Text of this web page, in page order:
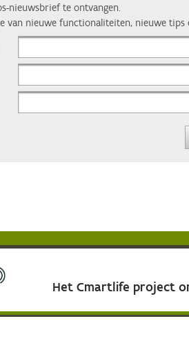
nieuwsbrief te ontvangen.
van nieuwe functionaliteiten, nieuwe tips
Het Cmartlife project